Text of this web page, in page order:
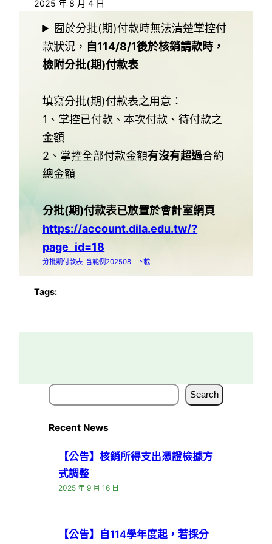
2025 年 8 月 4 日
囿於分批(期)付款時無法清楚掌控付
款狀況， 自114/8/1後於核銷請款時，
檢附分批(期)付款表
填寫分批(期)付款表之用意：
1、掌控已付款、本次付款、待付款之
金額
2、掌控全部付款金額有沒有超過合約
總金額
分批(期)付款表已放置於會計室網頁
https://account.dila.edu.tw/?
page_id=18
分批期付款表-含範例202508 下載
Tags:
S
e
r
Search
Recent News
【公告】核銷所得支出憑證檢據方
式調整
2025 年 9 月 16 日
【公告】自114學年度起，若採分